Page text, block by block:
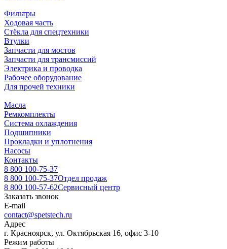
Фильтры
Ходовая часть
Стёкла для спецтехники
Втулки
Запчасти для мостов
Запчасти для трансмиссий
Электрика и проводка
Рабочее оборудование
Для прочей техники
Масла
Ремкомплекты
Система охлаждения
Подшипники
Прокладки и уплотнения
Насосы
Контакты
8 800 100-75-37
8 800 100-75-37Отдел продаж
8 800 100-57-62Сервисный центр
Заказать звонок
E-mail
contact@spetstech.ru
Адрес
г. Красноярск, ул. Октябрьская 16, офис 3-10
Режим работы